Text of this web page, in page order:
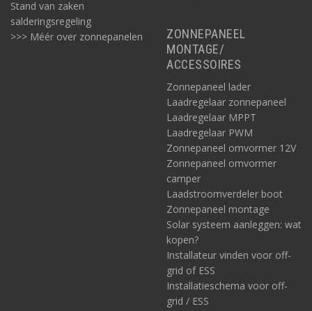
Stand van zaken
salderingsregeling
>>> Méér over zonnepanelen
ZONNEPANEEL
MONTAGE/
ACCESSOIRES
Zonnepaneel lader
Laadregelaar zonnepaneel
Laadregelaar MPPT
Laadregelaar PWM
Zonnepaneel omvormer 12V
Zonnepaneel omvormer
camper
Laadstroomverdeler boot
Zonnepaneel montage
Solar systeem aanleggen: wat
kopen?
Installateur vinden voor off-
grid of ESS
Installatieschema voor off-
grid / ESS